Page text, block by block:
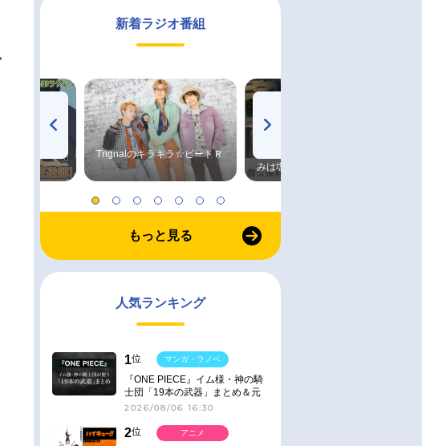
新着ラジオ番組
Trignalのキラキラ☆ビートＲ
みは塩だけ
もっと見る
人気ランキング
1位
『ONE PIECE』イム様・神の騎
士団「19本の武器」まとめ＆元
ネタ
2026/08/06 16:30
マンガ・ラノベ
2位
アニメ